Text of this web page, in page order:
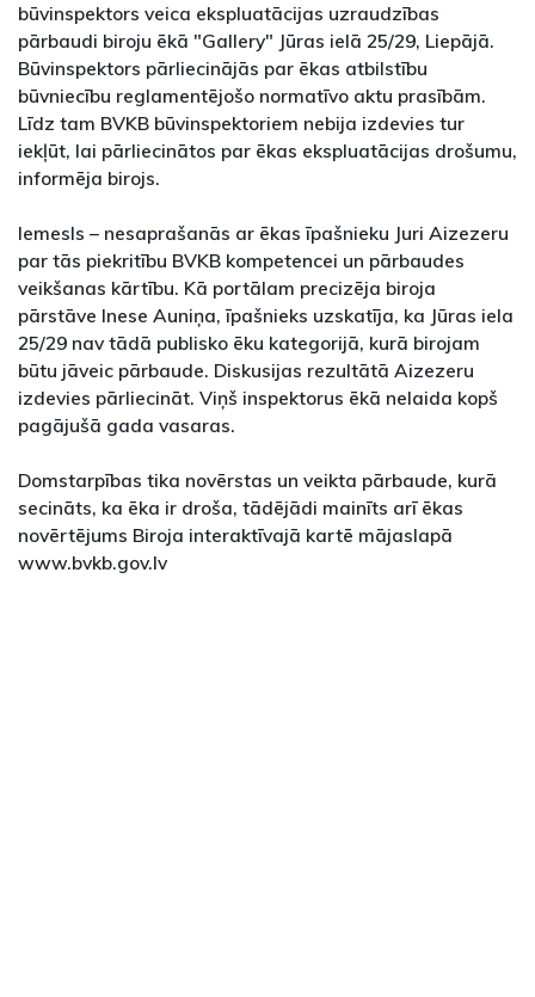
būvinspektors veica ekspluatācijas uzraudzības
pārbaudi biroju ēkā "Gallery" Jūras ielā 25/29, Liepājā.
Būvinspektors pārliecinājās par ēkas atbilstību
būvniecību reglamentējošo normatīvo aktu prasībām.
Līdz tam BVKB būvinspektoriem nebija izdevies tur
iekļūt, lai pārliecinātos par ēkas ekspluatācijas drošumu,
informēja birojs.
Iemesls – nesaprašanās ar ēkas īpašnieku Juri Aizezeru
par tās piekritību BVKB kompetencei un pārbaudes
veikšanas kārtību. Kā portālam precizēja biroja
pārstāve Inese Auniņa, īpašnieks uzskatīja, ka Jūras iela
25/29 nav tādā publisko ēku kategorijā, kurā birojam
būtu jāveic pārbaude. Diskusijas rezultātā Aizezeru
izdevies pārliecināt. Viņš inspektorus ēkā nelaida kopš
pagājušā gada vasaras.
Domstarpības tika novērstas un veikta pārbaude, kurā
secināts, ka ēka ir droša, tādējādi mainīts arī ēkas
novērtējums Biroja interaktīvajā kartē mājaslapā
www.bvkb.gov.lv